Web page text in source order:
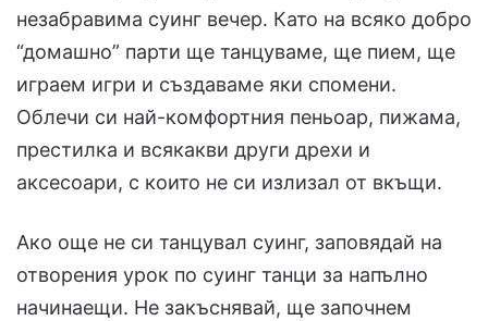
незабравима суинг вечер. Като на всяко добро
“домашно” парти ще танцуваме, ще пием, ще
играем игри и създаваме яки спомени.
Облечи си най-комфортния пеньоар, пижама,
престилка и всякакви други дрехи и
аксесоари, с които не си излизал от вкъщи.
Ако още не си танцувал суинг, заповядай на
отворения урок по суинг танци за напълно
начинаещи. Не закъснявай, ще започнем